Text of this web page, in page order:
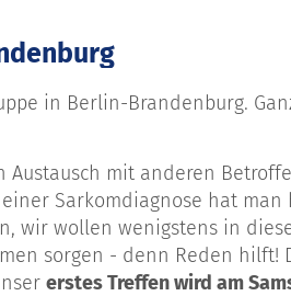
in Berlin-Brandenburg.
mit anderen
Sarkomdiagnose hat
wir wollen wenigstens in
sorgen - denn Reden hilft!
erstes Treffen wird am